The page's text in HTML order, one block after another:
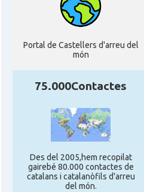
Portal de Castellers d'arreu del
món
75.000Contactes
Des del 2005,hem recopilat
gairebé 80.000 contactes de
catalans i catalanòfils d'arreu
del món.